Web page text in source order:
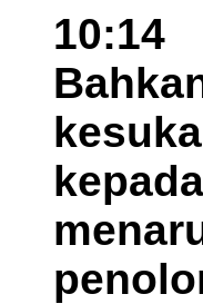
10:14